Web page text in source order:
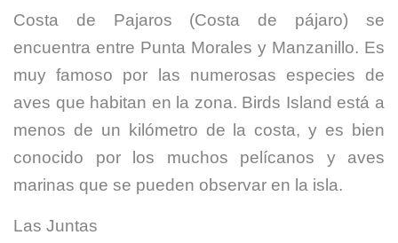
Costa de Pajaros (Costa de pájaro) se
encuentra entre Punta Morales y Manzanillo. Es
muy famoso por las numerosas especies de
aves que habitan en la zona. Birds Island está a
menos de un kilómetro de la costa, y es bien
conocido por los muchos pelícanos y aves
marinas que se pueden observar en la isla.
Las Juntas